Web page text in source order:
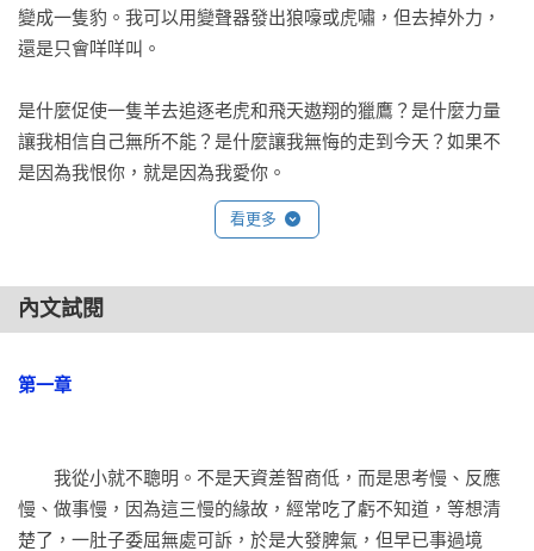
變成一隻豹。我可以用變聲器發出狼嚎或虎嘯，但去掉外力，
還是只會咩咩叫。
是什麼促使一隻羊去追逐老虎和飛天遨翔的獵鷹？是什麼力量
讓我相信自己無所不能？是什麼讓我無悔的走到今天？如果不
是因為我恨你，就是因為我愛你。
看更多
內文試閱
第一章
我從小就不聰明。不是天資差智商低，而是思考慢、反應
慢、做事慢，因為這三慢的緣故，經常吃了虧不知道，等想清
楚了，一肚子委屈無處可訴，於是大發脾氣，但早已事過境